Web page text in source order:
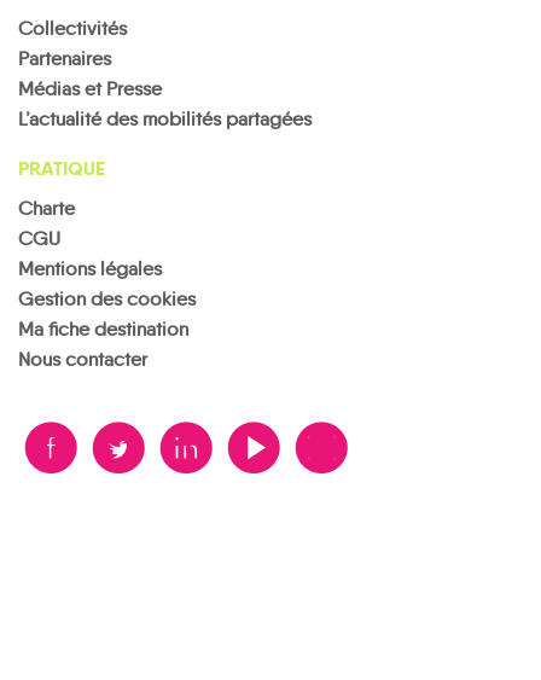
Collectivités
Partenaires
Médias et Presse
L’actualité des mobilités partagées
PRATIQUE
Charte
CGU
Mentions légales
Gestion des cookies
Ma fiche destination
Nous contacter
B A D F V